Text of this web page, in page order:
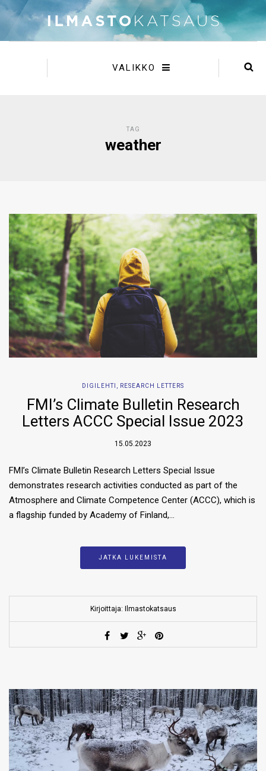
VALIKKO
TAG
weather
DIGILEHTI , RESEARCH LETTERS
FMI’s Climate Bulletin Research
Letters ACCC Special Issue 2023
15.05.2023
FMI’s Climate Bulletin Research Letters Special Issue
demonstrates research activities conducted as part of the
Atmosphere and Climate Competence Center (ACCC), which is
a flagship funded by Academy of Finland,…
JATKA LUKEMISTA
Kirjoittaja: Ilmastokatsaus